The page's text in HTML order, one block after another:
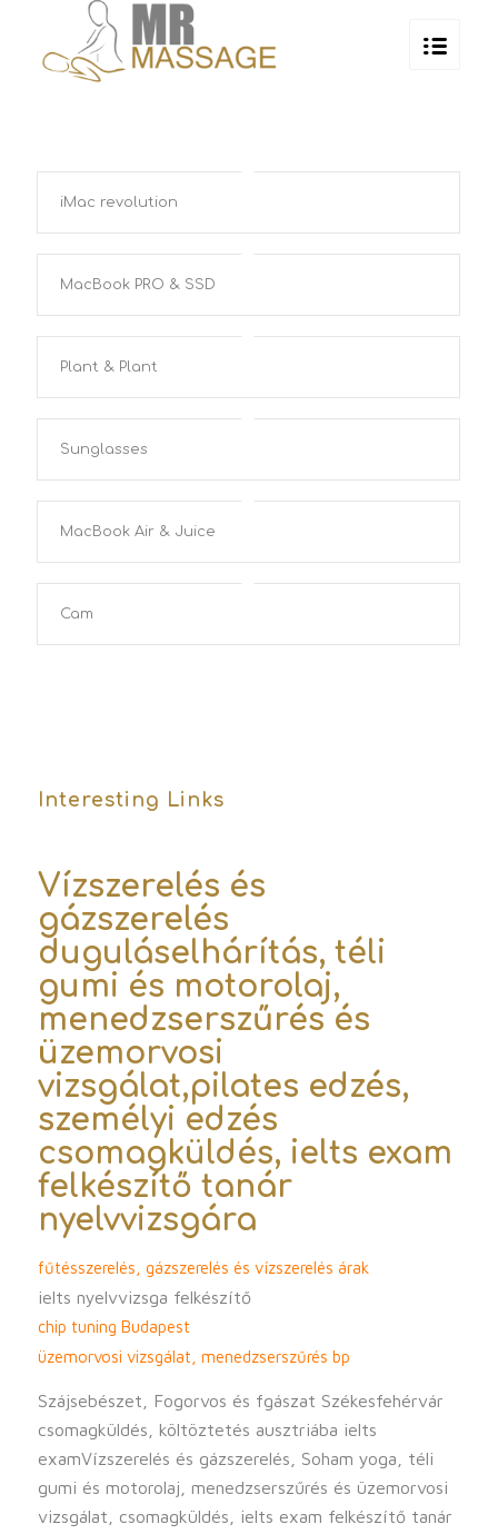
iMac revolution
MacBook PRO & SSD
Plant & Plant
Sunglasses
MacBook Air & Juice
Cam
Interesting Links
Vízszerelés és
gázszerelés
duguláselhárítás, téli
gumi és motorolaj,
menedzserszűrés és
üzemorvosi
vizsgálat,pilates edzés,
személyi edzés
csomagküldés, ielts exam
felkészítő tanár
nyelvvizsgára
fűtésszerelés, gázszerelés és vízszerelés árak
ielts nyelvvizsga felkészítő
chip tuning Budapest
üzemorvosi vizsgálat, menedzserszűrés bp
Szájsebészet, Fogorvos és fgászat Székesfehérvár
csomagküldés, költöztetés ausztriába ielts
examVízszerelés és gázszerelés, Soham yoga, téli
gumi és motorolaj, menedzserszűrés és üzemorvosi
vizsgálat, csomagküldés, ielts exam felkészítő tanár